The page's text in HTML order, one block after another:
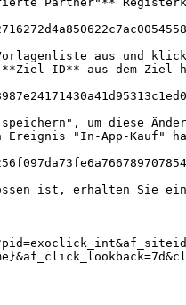
aus und
ID** aus dem Ziel
um diese
Ereignis "In-App-Kauf"
ist, erhalten Sie